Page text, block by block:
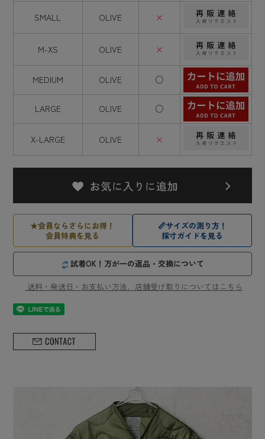
SMALL OLIVE ×
M-XS OLIVE ×
MEDIUM OLIVE ○
LARGE OLIVE ○
X-LARGE OLIVE ×
★会員ならさらにお得！
会員特典を見る
📏サイズの測り方！
採寸ガイドを見る
試着OK！万が一の返品・交換について
送料・発送日・お支払い方法、店舗受け取りについてはこちら